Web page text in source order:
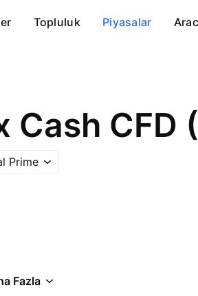
Topluluk Piyasalar
Cash CFD
Prime
Fazla